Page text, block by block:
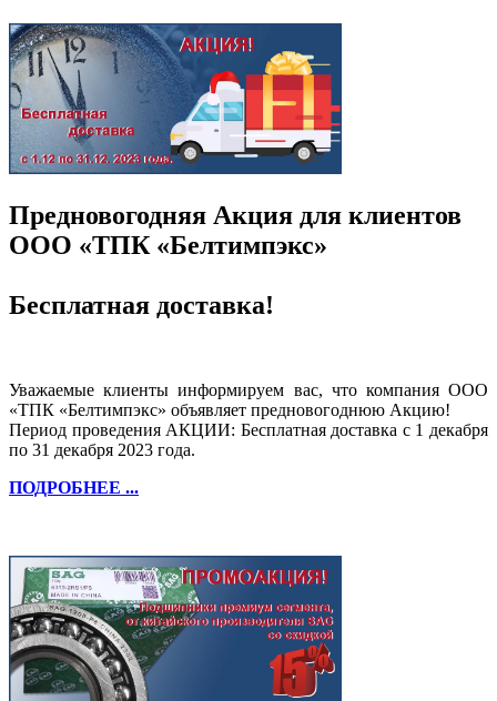
Предновогодняя Акция для клиентов
ООО «ТПК «Белтимпэкс»
Бесплатная доставка!
Уважаемые клиенты информируем вас, что компания ООО
«ТПК «Белтимпэкс» объявляет предновогоднюю Акцию!
Период проведения АКЦИИ: Бесплатная доставка с 1 декабря
по 31 декабря 2023 года.
ПОДРОБНЕЕ ...